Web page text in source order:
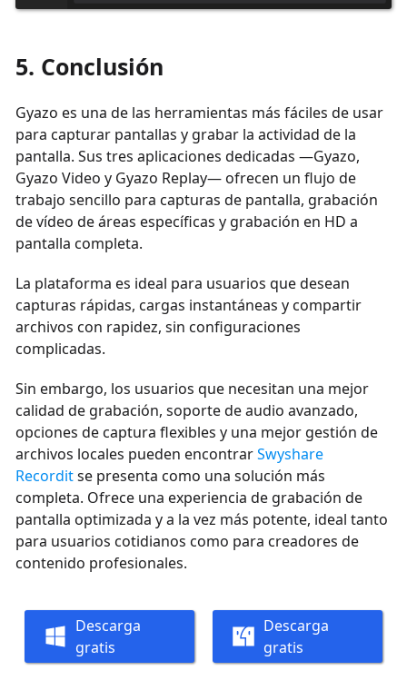
5. Conclusión
Gyazo es una de las herramientas más fáciles de usar
para capturar pantallas y grabar la actividad de la
pantalla. Sus tres aplicaciones dedicadas —Gyazo,
Gyazo Video y Gyazo Replay— ofrecen un flujo de
trabajo sencillo para capturas de pantalla, grabación
de vídeo de áreas específicas y grabación en HD a
pantalla completa.
La plataforma es ideal para usuarios que desean
capturas rápidas, cargas instantáneas y compartir
archivos con rapidez, sin configuraciones
complicadas.
Sin embargo, los usuarios que necesitan una mejor
calidad de grabación, soporte de audio avanzado,
opciones de captura flexibles y una mejor gestión de
archivos locales pueden encontrarSwyshare
Recorditse presenta como una solución más
completa. Ofrece una experiencia de grabación de
pantalla optimizada y a la vez más potente, ideal tanto
para usuarios cotidianos como para creadores de
contenido profesionales.
Descarga
gratis
Descarga
gratis